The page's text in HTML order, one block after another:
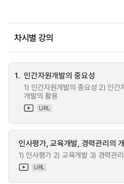
차시별 강의
1. 인간자원개발의 중요성
1) 인간자원개발의 중요성 2) 인간
개발의 활용
URL
인사평가, 교육개발, 경력관리의
1) 인사평가 2) 교육개발 3) 경력관리
URL